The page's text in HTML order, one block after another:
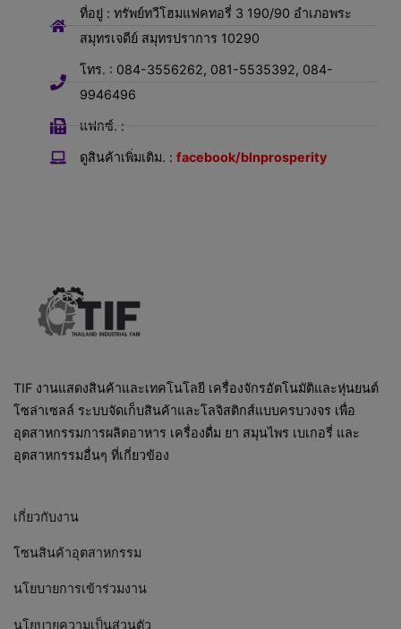
ที่อยู่ : ทรัพย์ทวีโฮมแฟคทอรี่ 3 190/90 อำเภอพระ
สมุทรเจดีย์ สมุทรปราการ 10290
โทร. : 084-3556262, 081-5535392, 084-
9946496
แฟกซ์. :
ดูสินค้าเพิ่มเติม. :facebook/blnprosperity
TIF งานแสดงสินค้าและเทคโนโลยี เครื่องจักรอัตโนมัติและหุ่นยนต์
โซล่าเซลล์ ระบบจัดเก็บสินค้าและโลจิสติกส์แบบครบวงจร เพื่อ
อุตสาหกรรมการผลิตอาหาร เครื่องดื่ม ยา สมุนไพร เบเกอรี่ และ
อุตสาหกรรมอื่นๆ ที่เกี่ยวข้อง
เกี่ยวกับงาน
โซนสินค้าอุตสาหกรรม
นโยบายการเข้าร่วมงาน
นโยบายความเป็นส่วนตัว